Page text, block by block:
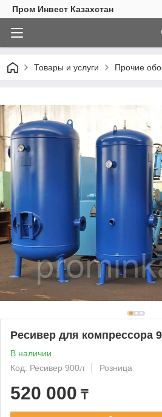
Пром Инвест Казахстан
Товары и услуги Прочие
Ресивер для компрессора
В наличии
Код: Ресивер 900л
Розница
520 000 ₸